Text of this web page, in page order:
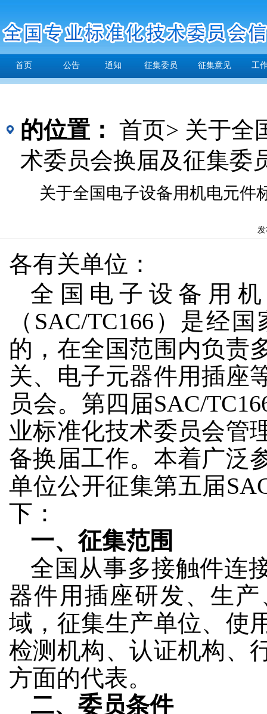
首页 公告 通知 征集委员 征集意见 工
的位置： 首页> 关于全
术委员会换届及征集委
关于全国电子设备用机电元件
发
各有关单位：
全国电子设备用
（SAC/TC166）是经
的，在全国范围内负责
关、电子元器件用插座
员会。第四届SAC/
业标准化技术委员会管
备换届工作。本着广泛
单位公开征集第五届
下：
一、征集范围
全国从事多接触件连
器件用插座研发、生
域，征集生产单位、使
检测机构、认证机构、
方面的代表。
二、委员条件